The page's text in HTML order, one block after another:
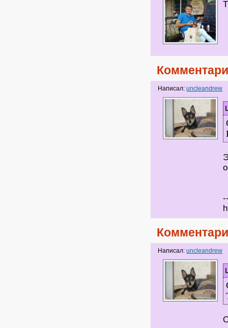
Написал:uncleandrew
Написал:uncleandrew